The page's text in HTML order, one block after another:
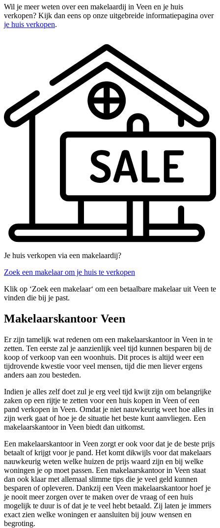
Wil je meer weten over een makelaardij in Veen en je huis
verkopen? Kijk dan eens op onze uitgebreide informatiepagina over
je huis verkopen.
Je huis verkopen via een makelaardij?
Zoek een makelaar om je huis te verkopen
Klik op ‘Zoek een makelaar‘ om een betaalbare makelaar uit Veen te
vinden die bij je past.
Makelaarskantoor Veen
Er zijn tamelijk wat redenen om een makelaarskantoor in Veen in te
zetten. Ten eerste zal je aanzienlijk veel tijd kunnen besparen bij de
koop of verkoop van een woonhuis. Dit proces is altijd weer een
tijdrovende kwestie voor veel mensen, tijd die men liever ergens
anders aan zou besteden.
Indien je alles zelf doet zul je erg veel tijd kwijt zijn om belangrijke
zaken op een rijtje te zetten voor een huis kopen in Veen of een
pand verkopen in Veen. Omdat je niet nauwkeurig weet hoe alles in
zijn werk gaat of hoe je de situatie het beste kunt aanvliegen. Een
makelaarskantoor in Veen biedt dan uitkomst.
Een makelaarskantoor in Veen zorgt er ook voor dat je de beste prijs
betaalt of krijgt voor je pand. Het komt dikwijls voor dat makelaars
nauwkeurig weten welke huizen de prijs waard zijn en bij welke
woningen je op moet passen. Een makelaarskantoor in Veen staat
dan ook klaar met allemaal slimme tips die je veel geld kunnen
besparen of opleveren. Dankzij een Veen makelaarskantoor hoef je
je nooit meer zorgen over te maken over de vraag of een huis
mogelijk te duur is of dat je te veel hebt betaald. Zij laten je immers
exact zien welke woningen er aansluiten bij jouw wensen en
begroting.